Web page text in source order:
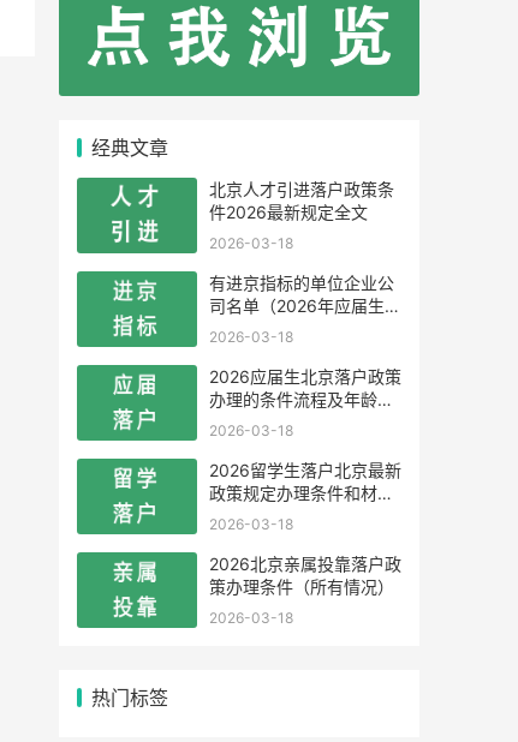
经典文章
北京人才引进落户政策条
件2026最新规定全文
2026-03-18
有进京指标的单位企业公
司名单（2026年应届生留
学生）
2026-03-18
2026应届生北京落户政策
办理的条件流程及年龄限
制
2026-03-18
2026留学生落户北京最新
政策规定办理条件和材料
及流程
2026-03-18
2026北京亲属投靠落户政
策办理条件（所有情况）
2026-03-18
热门标签